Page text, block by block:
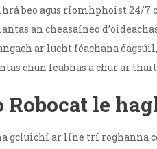
beo agus ríomhphoist 24/7
an cheasaíneo
ar lucht féachana
chun feabhas a chur ar
Robocat le
gcluichí ar líne trí roghanna